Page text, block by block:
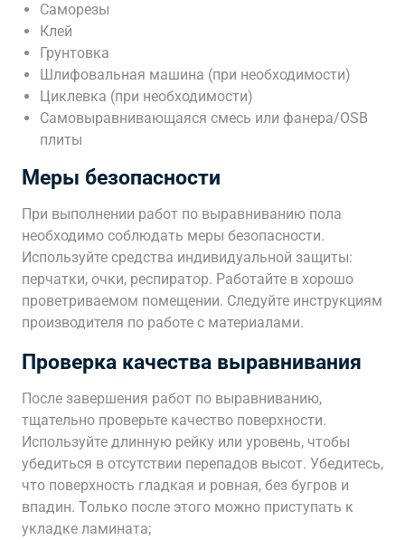
Саморезы
Клей
Грунтовка
Шлифовальная машина (при необходимости)
Циклевка (при необходимости)
Самовыравнивающаяся смесь или фанера/OSB
плиты
Меры безопасности
При выполнении работ по выравниванию пола
необходимо соблюдать меры безопасности.
Используйте средства индивидуальной защиты:
перчатки, очки, респиратор. Работайте в хорошо
проветриваемом помещении. Следуйте инструкциям
производителя по работе с материалами.
Проверка качества выравнивания
После завершения работ по выравниванию,
тщательно проверьте качество поверхности.
Используйте длинную рейку или уровень, чтобы
убедиться в отсутствии перепадов высот. Убедитесь,
что поверхность гладкая и ровная, без бугров и
впадин. Только после этого можно приступать к
укладке ламината;